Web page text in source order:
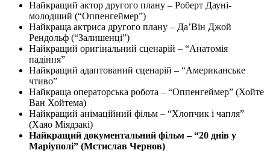
Найкращий актор другого плану – Роберт Дауні-
молодший (“Оппенгеймер”)
Найкраща актриса другого плану – Да’Він Джой
Рендольф (“Залишенці”)
Найкращий оригінальний сценарій – “Анатомія
падіння”
Найкращий адаптований сценарій – “Американське
чтиво”
Найкраща операторська робота – “Оппенгеймер” (Хойте
Ван Хойтема)
Найкращий анімаційний фільм – “Хлопчик і чапля”
(Хаяо Міядзакі)
Найкращий документальний фільм – “20 днів у
Маріуполі” (Мстислав Чернов)